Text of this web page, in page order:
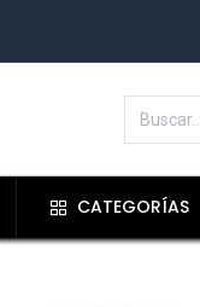
CATEGORÍAS